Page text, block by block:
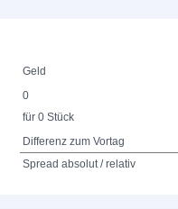
Geld
0
für 0 Stück
Differenz zum Vortag
Spread absolut / relativ